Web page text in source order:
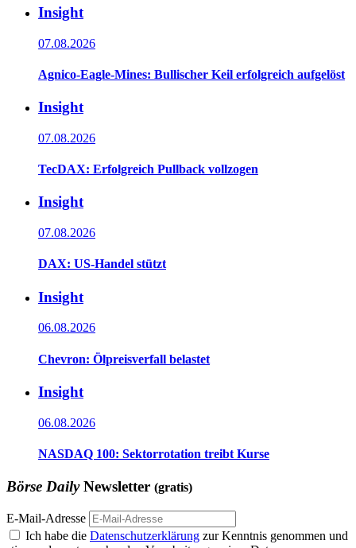
Insight
07.08.2026
Agnico-Eagle-Mines: Bullischer Keil erfolgreich aufgelöst
Insight
07.08.2026
TecDAX: Erfolgreich Pullback vollzogen
Insight
07.08.2026
DAX: US-Handel stützt
Insight
06.08.2026
Chevron: Ölpreisverfall belastet
Insight
06.08.2026
NASDAQ 100: Sektorrotation treibt Kurse
Börse DailyNewsletter (gratis)
E-Mail-Adresse
Ich habe die Datenschutzerklärung zur Kenntnis genommen und